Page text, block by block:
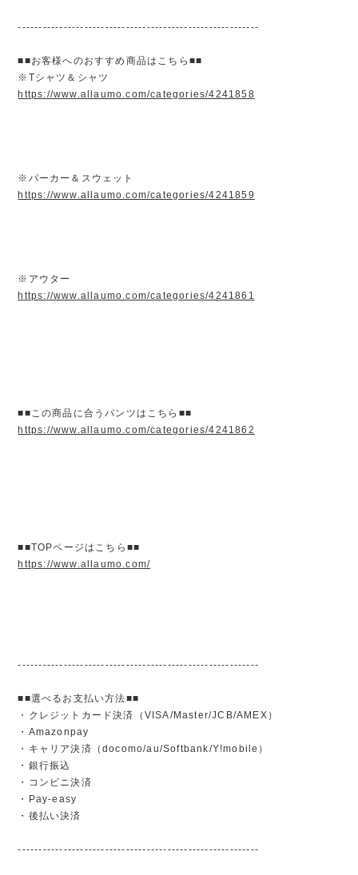
----------------------------------------------------------
■■お客様へのおすすめ商品はこちら■■
※Tシャツ＆シャツ
https://www.allaumo.com/categories/4241858
※パーカー＆スウェット
https://www.allaumo.com/categories/4241859
※アウター
https://www.allaumo.com/categories/4241861
■■この商品に合うパンツはこちら■■
https://www.allaumo.com/categories/4241862
■■TOPページはこちら■■
https://www.allaumo.com/
----------------------------------------------------------
■■選べるお支払い方法■■
・クレジットカード決済（VISA/Master/JCB/AMEX）
・Amazonpay
・キャリア決済（docomo/au/Softbank/Y!mobile）
・銀行振込
・コンビニ決済
・Pay-easy
・後払い決済
----------------------------------------------------------